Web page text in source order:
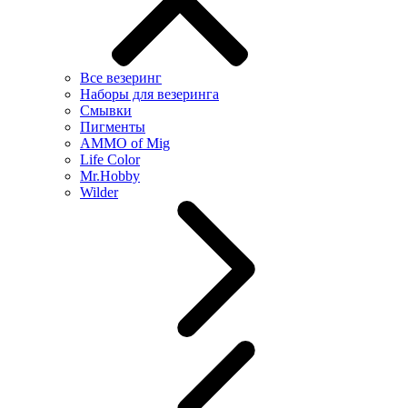
Все везеринг
Наборы для везеринга
Смывки
Пигменты
AMMO of Mig
Life Color
Mr.Hobby
Wilder